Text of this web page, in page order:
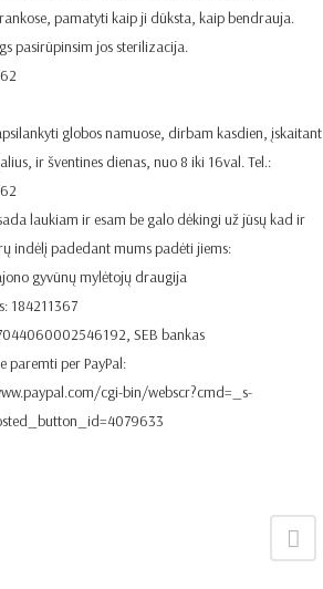
pamatyti kaip ji dūksta, kaip bendrauja.
pasirūpinsim jos sterilizacija.
globos namuose, dirbam kasdien, įskaitant
ir šventines dienas, nuo 8 iki 16val. Tel.:
laukiam ir esam be galo dėkingi už jūsų kad ir
indėlį padedant mums padėti jiems:
gyvūnų mylėtojų draugija
184211367
SEB bankas
paremti per PayPal:
cgi-bin/webscr?cmd=_s-